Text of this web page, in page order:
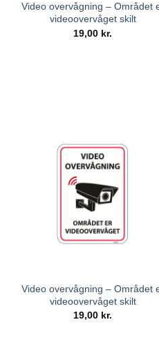
Video overvågning – Området
videoovervåget skilt
19,00 kr.
Video overvågning – Området
videoovervåget skilt
19,00 kr.